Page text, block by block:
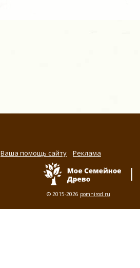
Ваша помощь сайту Реклама
© 2015-2026 pomnirod.ru